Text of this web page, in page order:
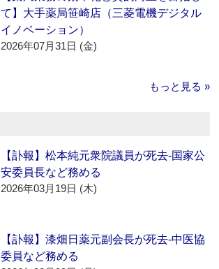
て】大手薬局笹崎店（三菱電機デジタル
イノベーション）
2026年07月31日 (金)
もっと見る »
【訃報】松本純元衆院議員が死去‐国家公
安委員長など務める
2026年03月19日 (木)
【訃報】漆畑日薬元副会長が死去‐中医協
委員など務める